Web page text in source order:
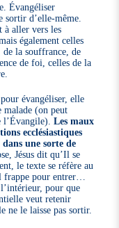
Évangéliser
sortir d’elle-même.
à aller vers les
également celles
de la souffrance, de
de foi, celles de la
évangéliser, elle
malade (on peut
l’Évangile).Les maux
ecclésiastiques
une sorte de
Jésus dit qu’Il se
le texte se réfère au
frappe pour entrer…
pour que
veut retenir
ne le laisse pas sortir.